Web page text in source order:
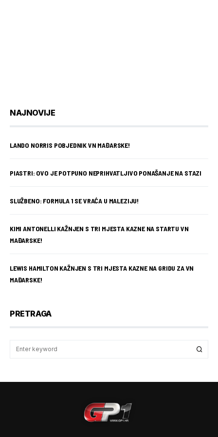
NAJNOVIJE
LANDO NORRIS POBJEDNIK VN MAĐARSKE!
PIASTRI: OVO JE POTPUNO NEPRIHVATLJIVO PONAŠANJE NA STAZI
SLUŽBENO: FORMULA 1 SE VRAĆA U MALEZIJU!
KIMI ANTONELLI KAŽNJEN S TRI MJESTA KAZNE NA STARTU VN
MAĐARSKE!
LEWIS HAMILTON KAŽNJEN S TRI MJESTA KAZNE NA GRIDU ZA VN
MAĐARSKE!
PRETRAGA